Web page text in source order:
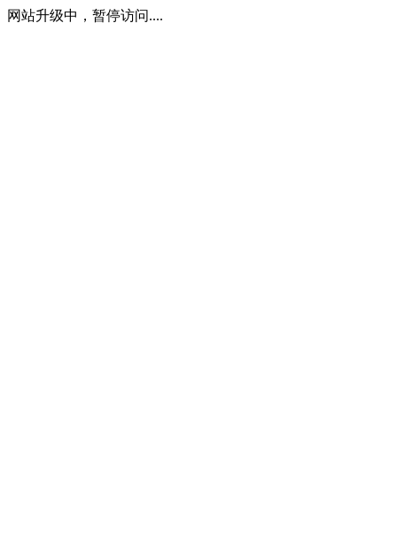
网站升级中，暂停访问....